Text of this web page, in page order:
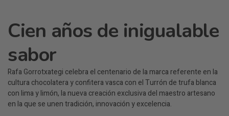
Cien años de inigualable
sabor
Rafa Gorrotxategi celebra el centenario de la marca referente en la
cultura chocolatera y confitera vasca con el Turrón de trufa blanca
con lima y limón, la nueva creación exclusiva del maestro artesano
en la que se unen tradición, innovación y excelencia.